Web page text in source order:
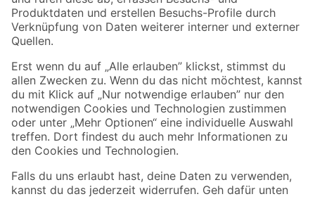
Sicher einkaufen
Jetzt die toom-App herunterladen
Alle Preisangaben in EUR inkl. gesetzl. MwSt.. Die dargestellten Angebote sind unter